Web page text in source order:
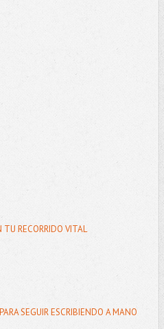
RECORRIDO VITAL
SEGUIR ESCRIBIENDO A MANO